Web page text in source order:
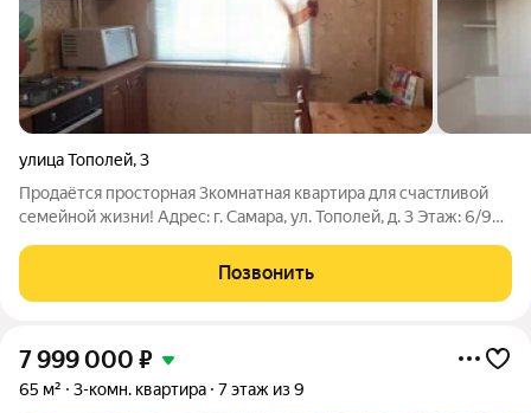
улица Тополей,3
Продаётся просторная 3комнатная квартира для счастливой
семейной жизни! Адрес: г. Самара, ул. Тополей, д. 3 Этаж: 6/9
Представляем отличную квартиру, где хватит места каждому
и детям для игр, и
Позвонить
7 999 000 ₽
65 м² 3-комн. квартира 7 этаж из 9